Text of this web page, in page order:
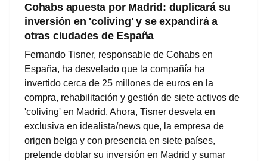
Cohabs apuesta por Madrid: duplicará su
inversión en 'coliving' y se expandirá a
otras ciudades de España
Fernando Tisner, responsable de Cohabs en
España, ha desvelado que la compañía ha
invertido cerca de 25 millones de euros en la
compra, rehabilitación y gestión de siete activos de
'coliving' en Madrid. Ahora, Tisner desvela en
exclusiva en idealista/news que, la empresa de
origen belga y con presencia en siete países,
pretende doblar su inversión en Madrid y sumar